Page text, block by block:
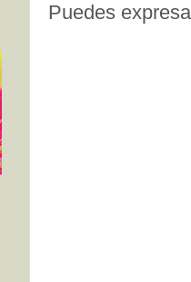
Puedes